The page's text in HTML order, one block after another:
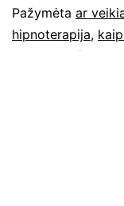
Pažymėta ar
hipnoterapija,
Sergej Gorškov